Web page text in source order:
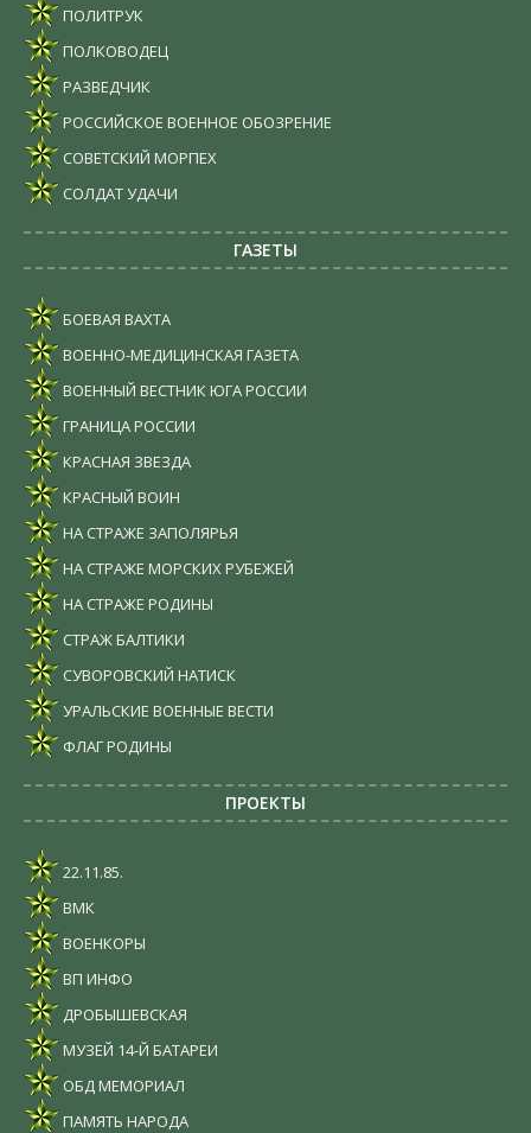
ПОЛИТРУК
ПОЛКОВОДЕЦ
РАЗВЕДЧИК
РОССИЙСКОЕ ВОЕННОЕ ОБОЗРЕНИЕ
СОВЕТСКИЙ МОРПЕХ
СОЛДАТ УДАЧИ
ГАЗЕТЫ
БОЕВАЯ ВАХТА
ВОЕННО-МЕДИЦИНСКАЯ ГАЗЕТА
ВОЕННЫЙ ВЕСТНИК ЮГА РОССИИ
ГРАНИЦА РОССИИ
КРАСНАЯ ЗВЕЗДА
КРАСНЫЙ ВОИН
НА СТРАЖЕ ЗАПОЛЯРЬЯ
НА СТРАЖЕ МОРСКИХ РУБЕЖЕЙ
НА СТРАЖЕ РОДИНЫ
СТРАЖ БАЛТИКИ
СУВОРОВСКИЙ НАТИСК
УРАЛЬСКИЕ ВОЕННЫЕ ВЕСТИ
ФЛАГ РОДИНЫ
ПРОЕКТЫ
22.11.85.
ВМК
ВОЕНКОРЫ
ВП ИНФО
ДРОБЫШЕВСКАЯ
МУЗЕЙ 14-Й БАТАРЕИ
ОБД МЕМОРИАЛ
ПАМЯТЬ НАРОДА